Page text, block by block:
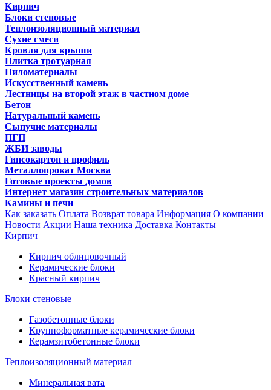
Кирпич
Блоки стеновые
Теплоизоляционный материал
Сухие смеси
Кровля для крыши
Плитка тротуарная
Пиломатериалы
Искусственный камень
Лестницы на второй этаж в частном доме
Бетон
Натуральный камень
Сыпучие материалы
ПГП
ЖБИ заводы
Гипсокартон и профиль
Металлопрокат Москва
Готовые проекты домов
Интернет магазин строительных материалов
Камины и печи
Как заказать Оплата Возврат товара Информация О компании
Новости Акции Наша техника Доставка Контакты
Кирпич
Кирпич облицовочный
Керамические блоки
Красный кирпич
Блоки стеновые
Газобетонные блоки
Крупноформатные керамические блоки
Керамзитобетонные блоки
Теплоизоляционный материал
Минеральная вата